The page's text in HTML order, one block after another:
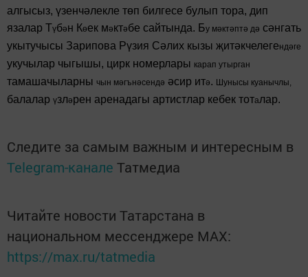
алгысыз, үзенчәлекле төп билгесе булып тора, дип
язалар Түбән Көек мәктәбе сайтында. Бу мәктәптә дә сәнгать
укытучысы Зарипова Рүзия Сәлих кызы җитәкчелегендәге
укучылар чыгышы, цирк номерлары карап утырган
тамашачыларны чын мәгънәсендә әсир итә. Шунысы куанычлы,
балалар үзләрен аренадагы артистлар кебек тоталар.
Следите за самым важным и интересным в
Telegram-канале Татмедиа
Читайте новости Татарстана в
национальном мессенджере MАХ:
https://max.ru/tatmedia